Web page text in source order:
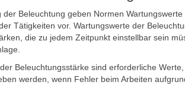
der Beleuchtung geben Normen
Tätigkeiten vor. Wartungswerte der
die zu jedem Zeitpunkt einstellbar sein
Beleuchtungsstärke sind erforderliche
werden, wenn Fehler beim Arbeiten